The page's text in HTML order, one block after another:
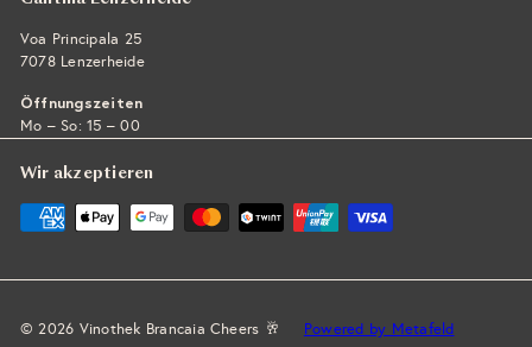
Voa Principala 25
7078 Lenzerheide
Öffnungszeiten
Mo – So: 15 – 00
Wir akzeptieren
© 2026 Vinothek Brancaia Cheers 🥂 Powered by Metafeld